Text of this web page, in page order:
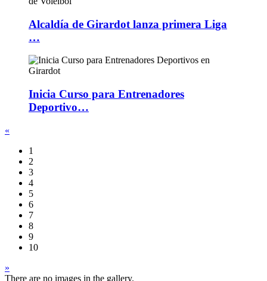
Alcaldía de Girardot lanza primera Liga
…
Inicia Curso para Entrenadores
Deportivo…
«
1
2
3
4
5
6
7
8
9
10
»
There are no images in the gallery.